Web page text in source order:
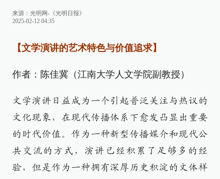
来源： 光明网-《光明日报》
2025-02-12 04:35
【文学演讲的艺术特色与价值追求】
作者：陈佳冀（江南大学人文学院副教授）
文学演讲日益成为一个引起普泛关注与热议的
文化现象，在现代传播体系下愈发凸显出重要
的时代价值。作为一种新型传播媒介和现代公
共交流的方式，演讲已经积累了足够多的经
验，但是作为一种拥有深厚历史积淀的文体样